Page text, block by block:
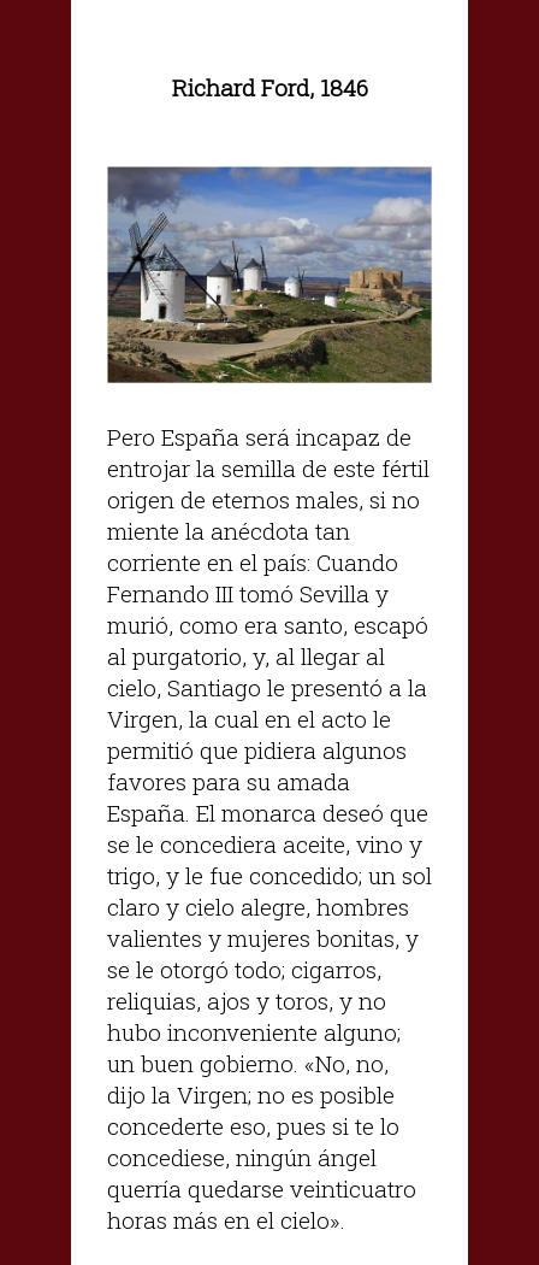
Richard Ford, 1846
Pero España será incapaz de
entrojar la semilla de este fértil
origen de eternos males, si no
miente la anécdota tan
corriente en el país: Cuando
Fernando III tomó Sevilla y
murió, como era santo, escapó
al purgatorio, y, al llegar al
cielo, Santiago le presentó a la
Virgen, la cual en el acto le
permitió que pidiera algunos
favores para su amada
España. El monarca deseó que
se le concediera aceite, vino y
trigo, y le fue concedido; un sol
claro y cielo alegre, hombres
valientes y mujeres bonitas, y
se le otorgó todo; cigarros,
reliquias, ajos y toros, y no
hubo inconveniente alguno;
un buen gobierno. «No, no,
dijo la Virgen; no es posible
concederte eso, pues si te lo
concediese, ningún ángel
querría quedarse veinticuatro
horas más en el cielo».